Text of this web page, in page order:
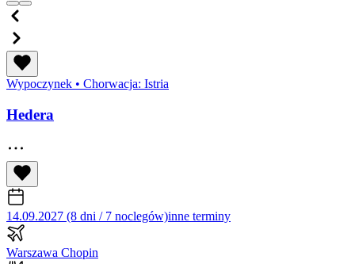
Wypoczynek • Chorwacja: Istria
Hedera
14.09.2027 (8 dni / 7 noclegów)inne terminy
Warszawa Chopin